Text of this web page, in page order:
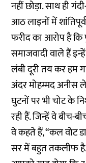
नहीं छोड़ा. साथ ही
आठ लाइनों में
फरीद का आरोप है
समाजवादी वाले हैं इन्हें
लंबी दूरी तय कर हम
अंदर मोहम्मद अनीस
घुटनों पर भी चोट के
रही हैं. जिन्हें वे बीच-
वे कहते हैं, “कल वोट
सर में बहुत तकलीफ है.